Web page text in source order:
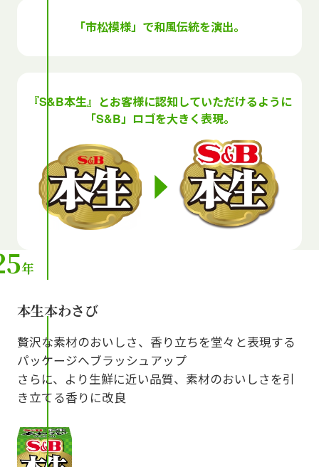
「市松模様」で和風伝統を演出。
『S&B本生』とお客様に認知していただけるように
「S&B」ロゴを大きく表現。
年
本生本わさび
贅沢な素材のおいしさ、香り立ちを堂々と表現する
パッケージへブラッシュアップ
さらに、より生鮮に近い品質、素材のおいしさを引
き立てる香りに改良